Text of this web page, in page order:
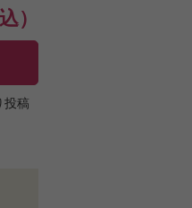
）
投稿